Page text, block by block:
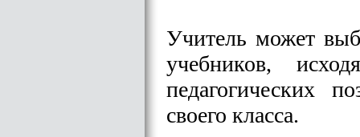
Учитель может
учебников,
педагогических
своего класса.